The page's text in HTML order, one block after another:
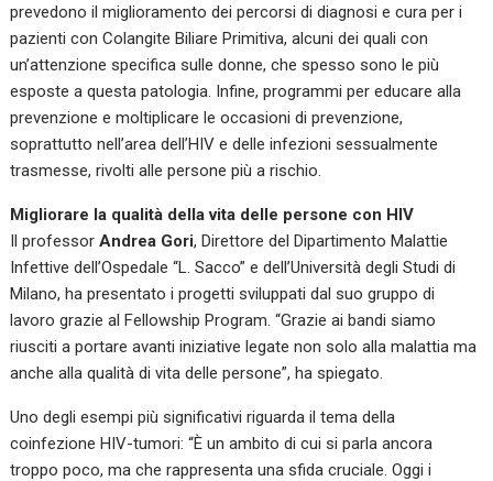
prevedono il miglioramento dei percorsi di diagnosi e cura per i
pazienti con Colangite Biliare Primitiva, alcuni dei quali con
un’attenzione specifica sulle donne, che spesso sono le più
esposte a questa patologia. Infine, programmi per educare alla
prevenzione e moltiplicare le occasioni di prevenzione,
soprattutto nell’area dell’HIV e delle infezioni sessualmente
trasmesse, rivolti alle persone più a rischio.
Migliorare la qualità della vita delle persone con HIV
Il professorAndrea Gori, Direttore del Dipartimento Malattie
Infettive dell’Ospedale “L. Sacco” e dell’Università degli Studi di
Milano, ha presentato i progetti sviluppati dal suo gruppo di
lavoro grazie al Fellowship Program.“Grazie ai bandi siamo
riusciti a portare avanti iniziative legate non solo alla malattia ma
anche alla qualità di vita delle persone”, ha spiegato.
Uno degli esempi più significativi riguarda il tema della
coinfezione HIV-tumori: “È un ambito di cui si parla ancora
troppo poco, ma che rappresenta una sfida cruciale. Oggi i